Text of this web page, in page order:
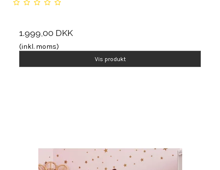
1.999,00 DKK
(inkl. moms)
Vis produkt